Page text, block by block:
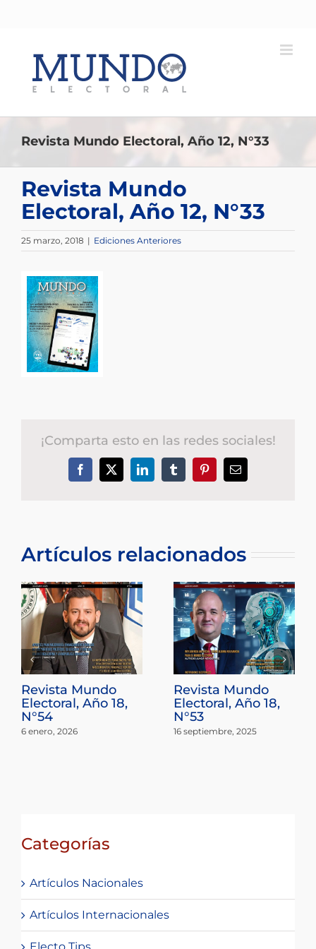
contenido
Revista Mundo Electoral, Año 12, N°33
Revista Mundo
Electoral, Año 12, N°33
25 marzo, 2018 | Ediciones Anteriores
¡Comparta esto en las redes sociales!
Facebook
X LinkedInTumblrPinterestCorreo
Artículos relacionados
Revista Mundo
Electoral, Año 18,
N°54
6 enero, 2026
Revista Mundo
Electoral, Año 18,
N°53
16 septiembre, 2025
Categorías
Artículos Nacionales
Artículos Internacionales
Electo Tips